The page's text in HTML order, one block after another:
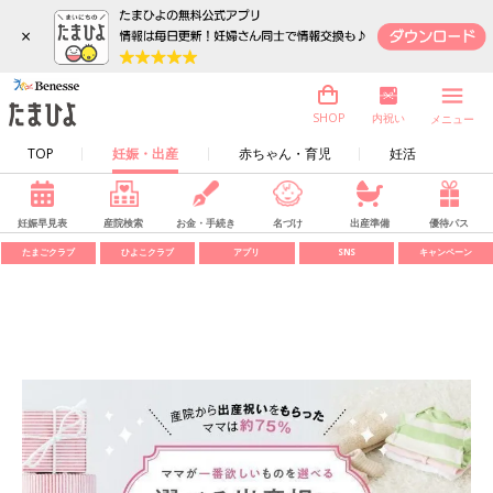
×
TOP 妊娠・出産 赤ちゃん・育児 妊活
SHOP 内祝い メニュー
妊娠早見表 産院検索 お金・手続き 名づけ 出産準備 優待パス
たまごクラブ ひよこクラブ アプリ SNS キャンペーン